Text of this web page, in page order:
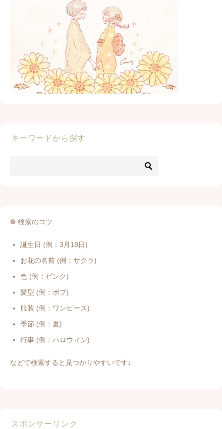
キーワードから探す
❁ 検索のコツ
誕生日 (例：3月18日)
お花の名前 (例：サクラ)
色 (例：ピンク)
髪型 (例：ボブ)
服装 (例：ワンピース)
季節 (例：夏)
行事 (例：ハロウィン)
などで検索すると見つかりやすいです♩
スポンサーリンク